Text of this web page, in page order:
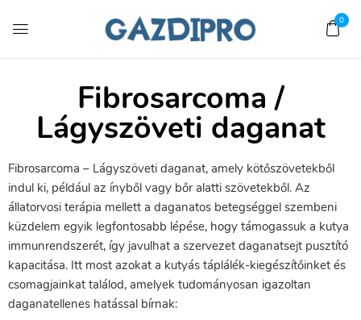
0
Fibrosarcoma /
Lágyszöveti daganat
Fibrosarcoma – Lágyszöveti daganat, amely kötőszövetekből
indul ki, például az ínyből vagy bőr alatti szövetekből. Az
állatorvosi terápia mellett a daganatos betegséggel szembeni
küzdelem egyik legfontosabb lépése, hogy támogassuk a kutya
immunrendszerét, így javulhat a szervezet daganatsejt pusztító
kapacitása. Itt most azokat a kutyás táplálék-kiegészítőinket és
csomagjainkat találod, amelyek tudományosan igazoltan
daganatellenes hatással bírnak: